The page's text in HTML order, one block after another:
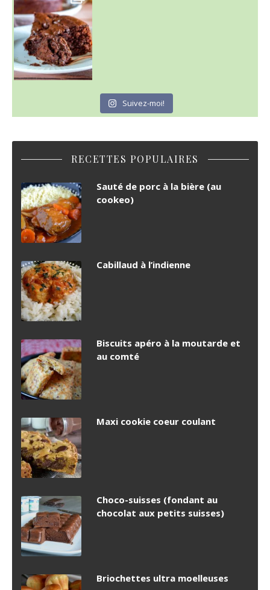
Suivez-moi!
RECETTES POPULAIRES
Sauté de porc à la bière (au
cookeo)
Cabillaud à l’indienne
Biscuits apéro à la moutarde et
au comté
Maxi cookie coeur coulant
Choco-suisses (fondant au
chocolat aux petits suisses)
Briochettes ultra moelleuses